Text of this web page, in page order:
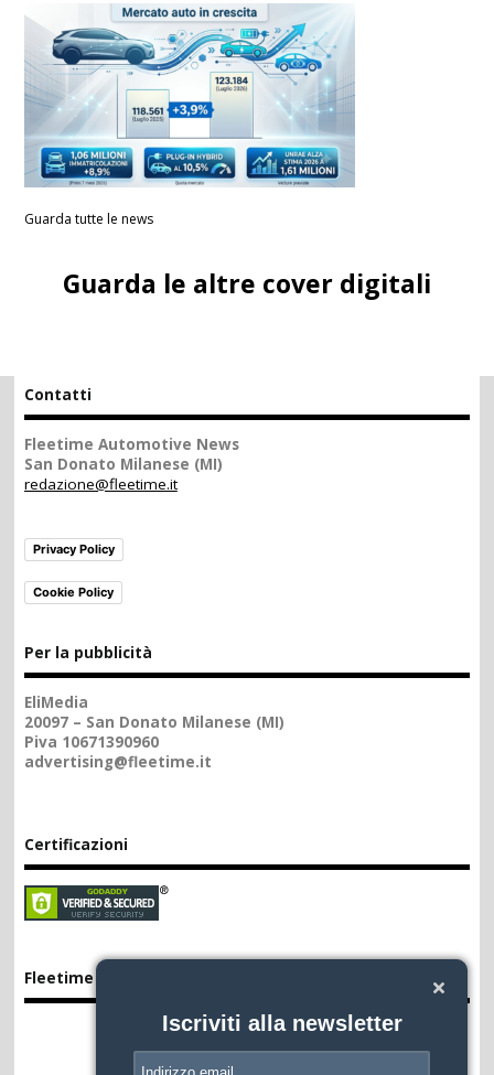
Guarda tutte le news
Iscriviti alla newsletter
Guarda le altre cover digitali
Contatti
Fleetime Automotive News
San Donato Milanese (MI)
redazione@fleetime.it
Privacy Policy
Cookie Policy
Per la pubblicità
EliMedia
20097 – San Donato Milanese (MI)
Piva 10671390960
advertising@fleetime.it
Certificazioni
Fleetime App